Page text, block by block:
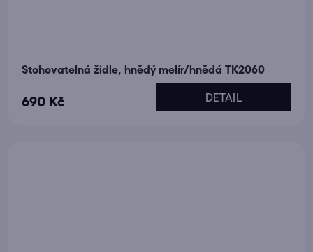
Stohovatelná židle, hnědý melír/hnědá TK2060
690 Kč DETAIL